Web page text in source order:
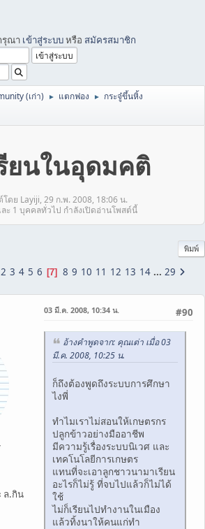
รุณา เข้าสู่ระบบหรือ สมัครสมาชิก
(เก่า) ► แตกฟอง ► กระจู๋ขึ้นหิ้ง
ยนในอุดมคติ
โดย Layiji, 29 ก.พ. 2008, 18:06 น.
ะ 1 บุคคลทั่วไป กำลังเปิดอ่านโพสต์นี้
พิมพ์
2 3 4 5 6 7 8 9 10 11 12 13 14 ... 29
ล.กิน
#90
03 มี.ค. 2008, 10:34 น.
อ้างคำพูดจาก: คุณเต่า เมื่อ 03
มี.ค. 2008, 10:25 น.
ก็ถึงต้องพูดถึงระบบการศึกษา
ไงพี่
ทำไมเราไม่สอนให้เกษตรกร
ปลูกข้าวอย่างมืออาชีพ
มีความรู้เรื่องระบบนิเวศ และ
เทคโนโลยีการเกษตร
แทนที่จะเอาลูกชาวนามาเรียน
อะไรก็ไม่รู้ ที่จบไปแล้วก็ไม่ได้
ใช้
ไม่ก็เรียนไปทำงานในเมือง
แล้วทิ้งนาให้คนแก่ทำ